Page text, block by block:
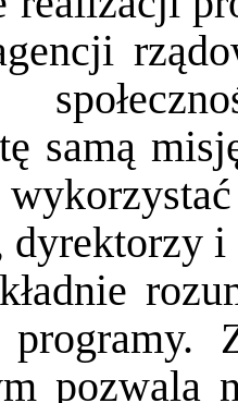
samą
dyrektorzy
pozwala